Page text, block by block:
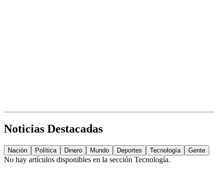
Noticias Destacadas
Nación Política Dinero Mundo Deportes Tecnología Gente
No hay artículos disponibles en la sección Tecnología.